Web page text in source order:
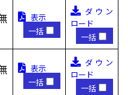
表示
一括
ダウン
ロード
一括
表示
一括
ダウン
ロード
一括